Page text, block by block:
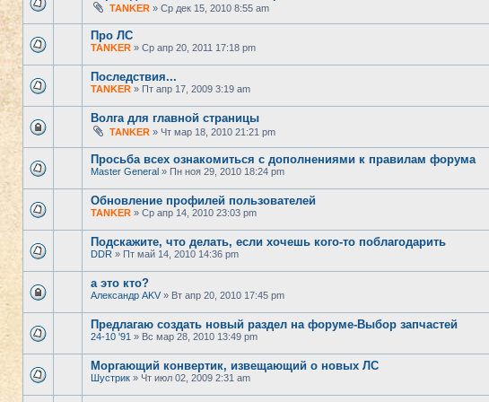
TANKER » Ср дек 15, 2010 8:55 am
Про ЛС
TANKER » Ср апр 20, 2011 17:18 pm
Последствия...
TANKER » Пт апр 17, 2009 3:19 am
Волга для главной страницы
TANKER » Чт мар 18, 2010 21:21 pm
Просьба всех ознакомиться с дополнениями к правилам форума
Master General » Пн ноя 29, 2010 18:24 pm
Обновление профилей пользователей
TANKER » Ср апр 14, 2010 23:03 pm
Подскажите, что делать, если хочешь кого-то поблагодарить
DDR » Пт май 14, 2010 14:36 pm
а это кто?
Александр AKV » Вт апр 20, 2010 17:45 pm
Предлагаю создать новый раздел на форуме-Выбор запчастей
24-10 '91 » Вс мар 28, 2010 13:49 pm
Моргающий конвертик, извещающий о новых ЛС
Шустрик » Чт июл 02, 2009 2:31 am